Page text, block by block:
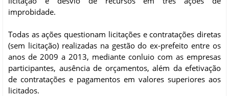
improbidade.
Todas as ações questionam licitações e contratações diretas
(sem licitação) realizadas na gestão do ex-prefeito entre os
anos de 2009 a 2013, mediante conluio com as empresas
participantes, ausência de orçamentos, além da efetivação
de contratações e pagamentos em valores superiores aos
licitados.